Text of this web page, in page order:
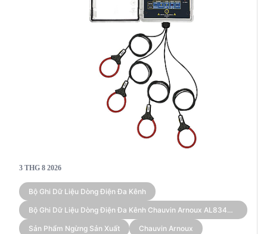
3 THG 8 2026
Bộ Ghi Dữ Liệu Dòng Điện Đa Kênh
Bộ Ghi Dữ Liệu Dòng Điện Đa Kênh Chauvin Arnoux AL834
Sản Phẩm Ngừng Sản Xuất
Chauvin Arnoux